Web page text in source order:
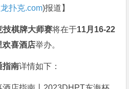
扑克.com)报道】
技棋牌大师赛将在于11月16-22
欢喜酒店举办。
指南详情如下：